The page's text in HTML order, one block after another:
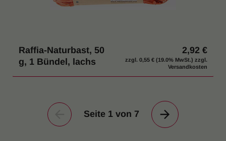
Raffia-Naturbast, 50
g, 1 Bündel, lachs
2,92 €
zzgl. 0,55 € (19.0% MwSt.) zzgl.
Versandkosten
Vorherige
Seite 1 von 7
Nächste